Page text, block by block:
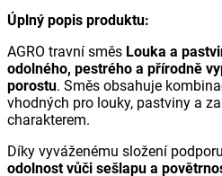
Úplný popis produktu:
AGRO travní směs Louka a
odolného, pestrého a přírodně
porostu. Směs obsahuje
vhodných pro louky, pastviny a
charakterem.
Díky vyváženému složení
odolnost vůči sešlapu a